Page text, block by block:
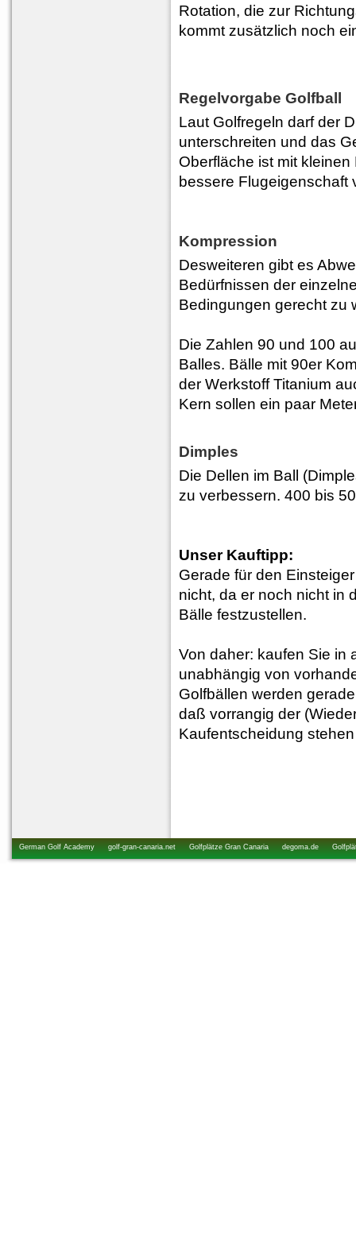
Rotation, die zur
kommt zusätzlich noch
Regelvorgabe Golfball
Laut Golfregeln darf der
unterschreiten und das
Oberfläche ist mit
bessere Flugeigenschaft
Kompression
Desweiteren gibt es
Bedürfnissen der
Bedingungen gerecht zu
Die Zahlen 90 und 100
Balles. Bälle mit 90er
der Werkstoff Titanium
Kern sollen ein paar
Dimples
Die Dellen im Ball
zu verbessern. 400 bis
Unser Kauftipp:
Gerade für den
nicht, da er noch nicht in
Bälle festzustellen.
Von daher: kaufen Sie in
unabhängig von
Golfbällen werden
daß vorrangig der
Kaufentscheidung
German Golf Academy golf-gran-canaria.net Golfplätze Gran Canaria degoma.de
startzeiten.de golfkurs-urlaub.de